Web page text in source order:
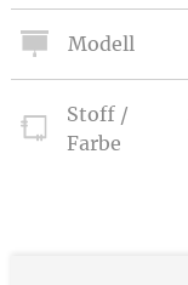
Modell
Stoff /
Farbe